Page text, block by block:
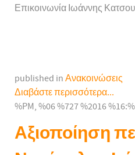
Επικοινωνία Ιωάννης
published in Ανακοινώσεις
Διαβάστε περισσότερα...
%PM, %06 %727 %2016
Αξιοποίηση